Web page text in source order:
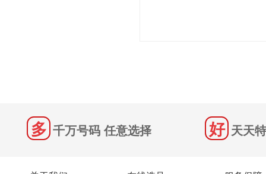
千万号码 任意选择 天天